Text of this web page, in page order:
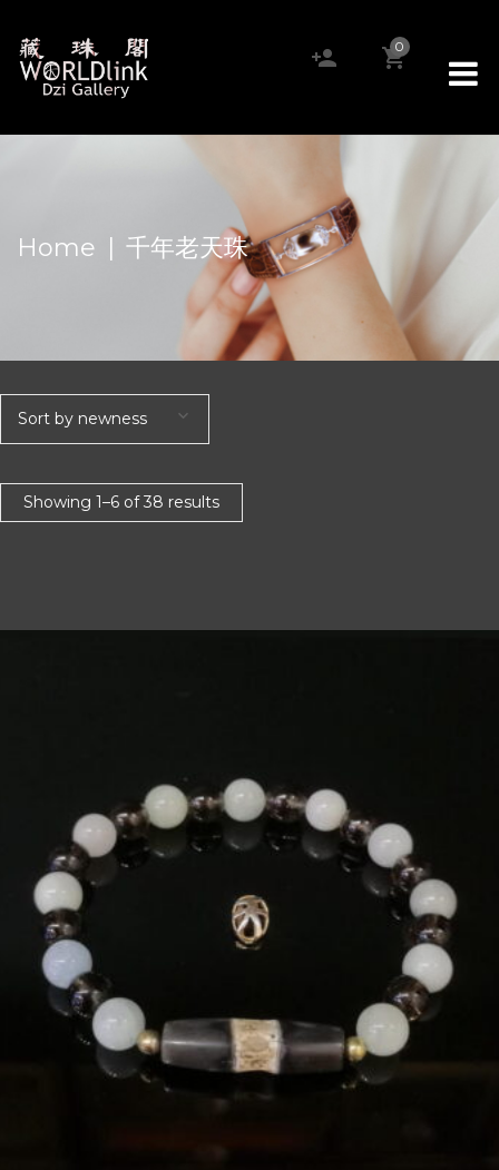
0
Home 千年老天珠
Showing 1–6 of 38 results